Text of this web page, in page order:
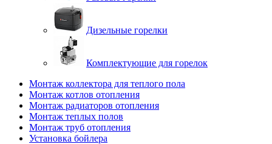
Дизельные горелки
Комплектующие для горелок
Монтаж коллектора для теплого пола
Монтаж котлов отопления
Монтаж радиаторов отопления
Монтаж теплых полов
Монтаж труб отопления
Установка бойлера